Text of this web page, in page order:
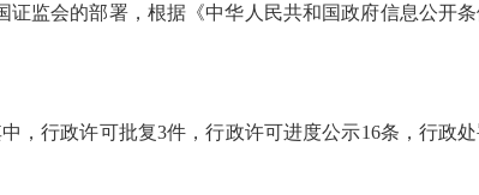
证监会的部署，根据《中华人民共和国政府信息公开
，行政许可批复3件，行政许可进度公示16条，行政